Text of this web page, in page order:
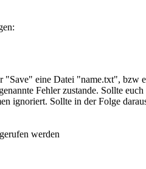
eine Datei "name.txt", bzw
Fehler zustande. Sollte
ignoriert. Sollte in der Folge
werden